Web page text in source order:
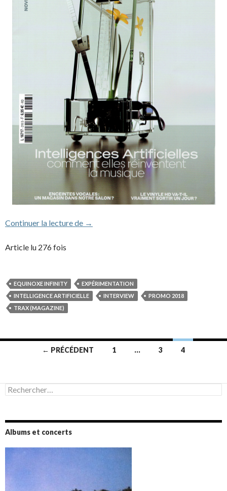
Continuer la lecture de Extraits de l’interview de JMJ à Trax
→
Article lu 276 fois
EQUINOXE INFINITY
EXPÉRIMENTATION
INTELLIGENCE ARTIFICIELLE
INTERVIEW
PROMO 2018
TRAX (MAGAZINE)
Navigation
articles
← PRÉCÉDENT 1 … 3 4
Rechercher :
Albums et concerts